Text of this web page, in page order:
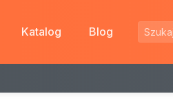
Katalog Blog